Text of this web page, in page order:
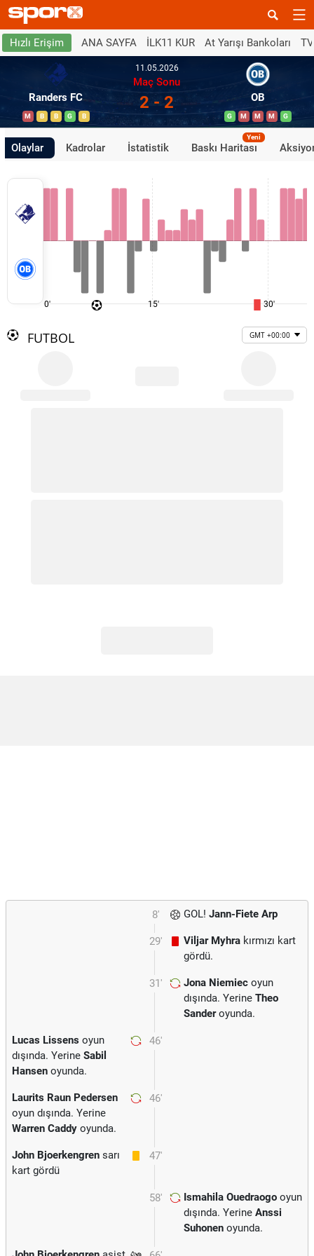
Hızlı Erişim ANA SAYFA İLK11 KUR At Yarışı Bankoları
Randers FC
M B B G B
11.05.2026
Maç Sonu
2 - 2 OB
G M M M G
Olaylar Kadrolar İstatistik Baskı Haritası
Yeni
0' 15' 30'
FUTBOL GMT +00:00
8' GOL! Jann-Fiete Arp
29' Viljar Myhra kırmızı kart
gördü.
31' Jona Niemiec oyun
dışında. Yerine Theo
Sanderoyunda.
46'
Lucas Lissens oyun
dışında. Yerine Sabil
Hansen oyunda.
46'
Laurits Raun Pedersen
oyun dışında. Yerine
Warren Caddy oyunda.
47'
John Bjoerkengren sarı
kart gördü
58' Ismahila Ouedraogo oyun
dışında. Yerine Anssi
Suhonen oyunda.